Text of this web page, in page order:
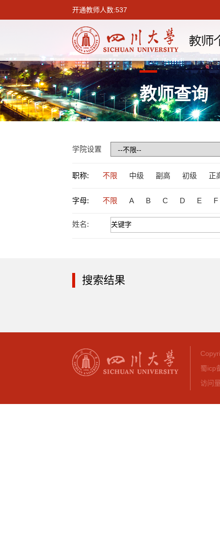
开通教师人数:537
教师查询
学院设置
职称: 不限 中级 副高 初级 正
字母: 不限 A B C D E F
姓名:
搜索结果
蜀icp
访问